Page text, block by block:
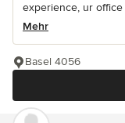
experience, ur office
Mehr
Basel 4056